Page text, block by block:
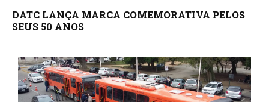
DATC LANÇA MARCA COMEMORATIVA PELOS
SEUS 50 ANOS